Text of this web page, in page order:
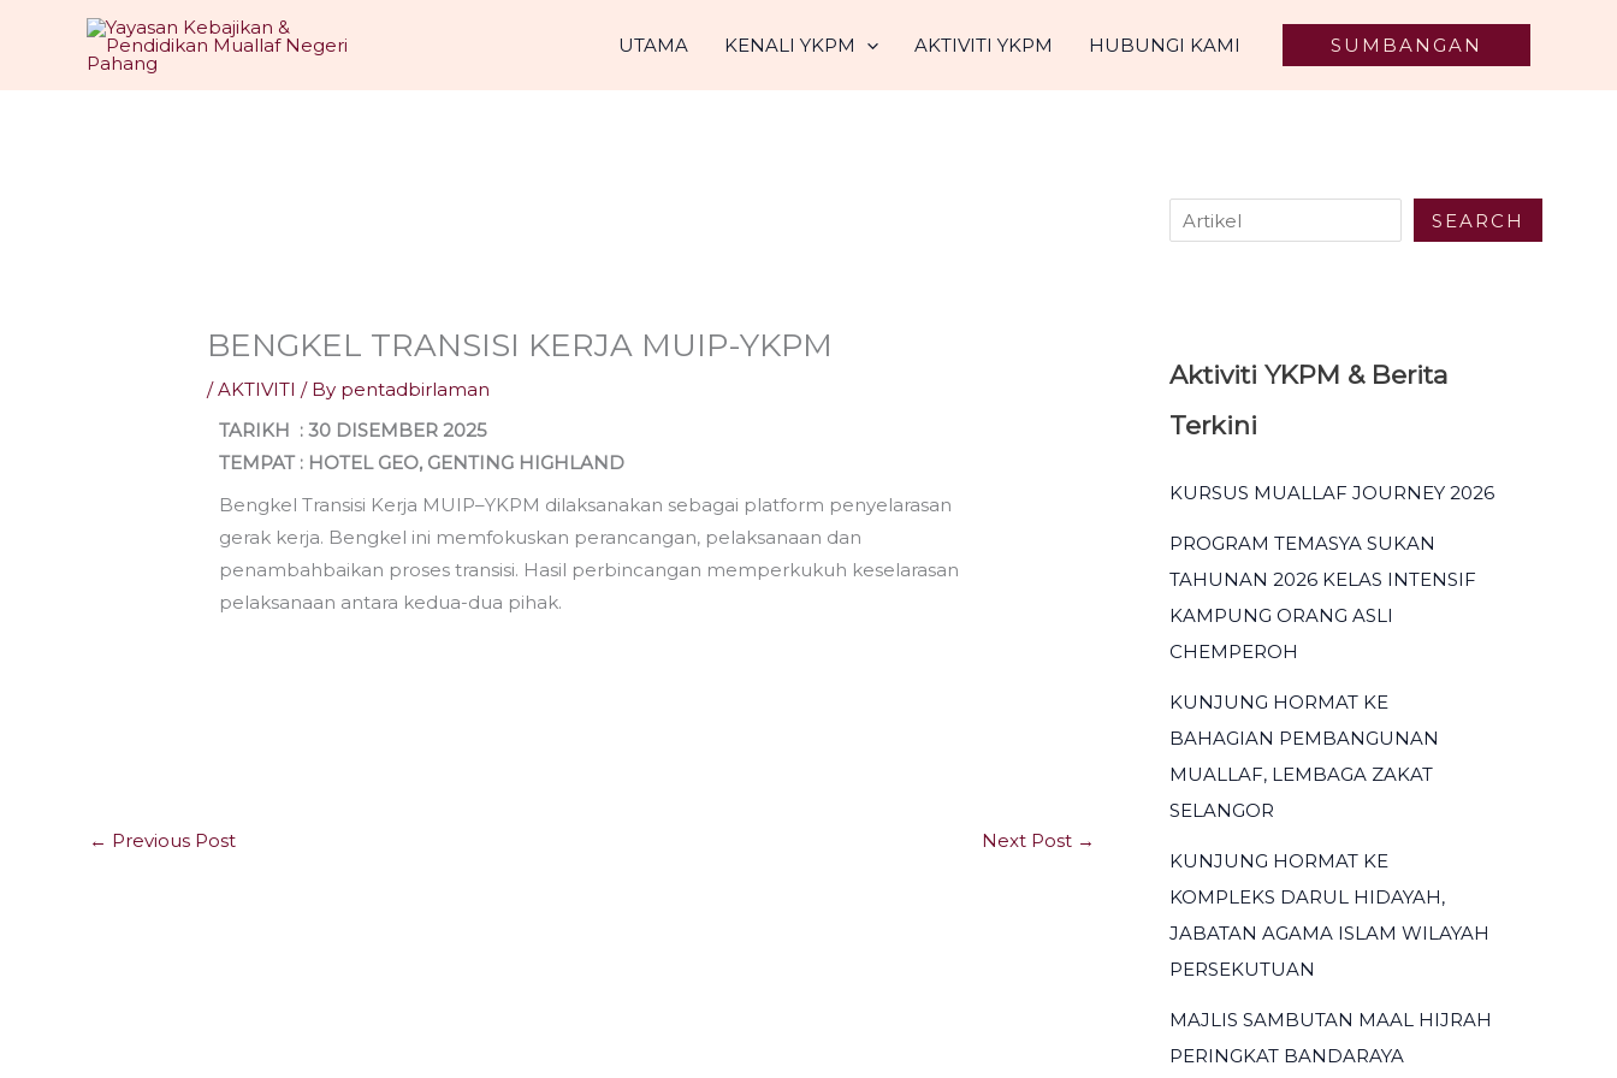
UTAMA KENALI YKPM AKTIVITI YKPM HUBUNGI KAMI SUMBANGAN
BENGKEL TRANSISI KERJA MUIP-YKPM
/AKTIVITI / By pentadbirlaman
TARIKH : 30 DISEMBER 2025
TEMPAT : HOTEL GEO, GENTING HIGHLAND
Bengkel Transisi Kerja MUIP–YKPM dilaksanakan sebagai platform penyelarasan
gerak kerja. Bengkel ini memfokuskan perancangan, pelaksanaan dan
penambahbaikan proses transisi. Hasil perbincangan memperkukuh keselarasan
pelaksanaan antara kedua-dua pihak.
← Previous Post Next Post →
e
a
h
SEARCH
Aktiviti YKPM & Berita
Terkini
KURSUS MUALLAF JOURNEY 2026
PROGRAM TEMASYA SUKAN
TAHUNAN 2026 KELAS INTENSIF
KAMPUNG ORANG ASLI
CHEMPEROH
KUNJUNG HORMAT KE
BAHAGIAN PEMBANGUNAN
MUALLAF, LEMBAGA ZAKAT
SELANGOR
KUNJUNG HORMAT KE
KOMPLEKS DARUL HIDAYAH,
JABATAN AGAMA ISLAM WILAYAH
PERSEKUTUAN
MAJLIS SAMBUTAN MAAL HIJRAH
PERINGKAT BANDARAYA